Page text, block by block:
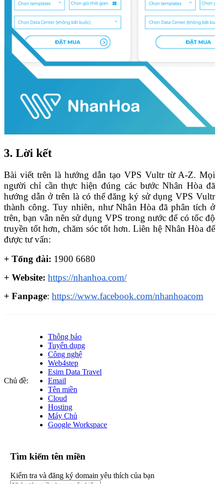
3. Lời kết
Bài viết trên là hướng dẫn tạo VPS Vultr từ A-Z. Mọi
người chỉ cần thực hiện đúng các bước Nhân Hòa đã
hướng dẫn ở trên là có thể đăng ký sử dụng VPS Vultr
thành công. Tuy nhiên, như Nhân Hòa đã phân tích ở
trên, bạn vẫn nên sử dụng VPS trong nước để có tốc độ
truyền tốt hơn, chăm sóc tốt hơn. Liên hệ Nhân Hòa để
được tư vấn:
+ Tổng đài: 1900 6680
+ Website: https://nhanhoa.com/
+ Fanpage: https://www.facebook.com/nhanhoacom
Chủ đề:
Thông báo
Tuyển dụng
Công nghệ
Web4step
Esim Data Travel
Email
Tên miền
Cloud
Hosting
Máy Chủ
Google Workspace
Tìm kiếm tên miền
Kiểm tra và đăng ký domain yêu thích của bạn